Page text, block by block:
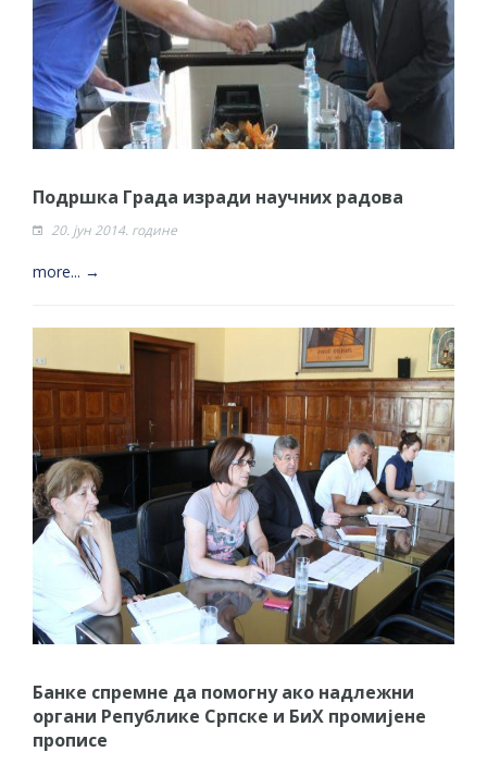
Подршка Града изради научних радова
20. јун 2014. године
more... →
Банке спремне да помогну ако надлежни
органи Републике Српске и БиХ промијене
прописе